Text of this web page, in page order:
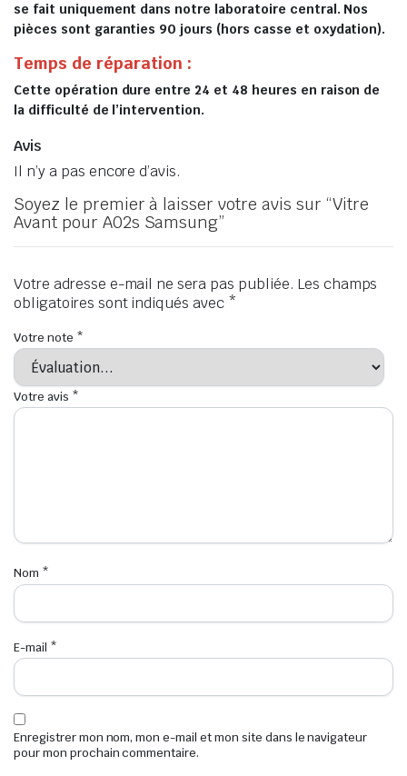
se fait uniquement dans notre laboratoire central. Nos
pièces sont garanties 90 jours (hors casse et oxydation).
Temps de réparation :
Cette opération dure entre 24 et 48 heures en raison de
la difficulté de l’intervention.
Avis
Il n’y a pas encore d’avis.
Soyez le premier à laisser votre avis sur “Vitre
Avant pour A02s Samsung”
Votre adresse e-mail ne sera pas publiée. Les champs
obligatoires sont indiqués avec *
Votre note *
Votre avis *
Nom *
E-mail *
Enregistrer mon nom, mon e-mail et mon site dans le navigateur
pour mon prochain commentaire.